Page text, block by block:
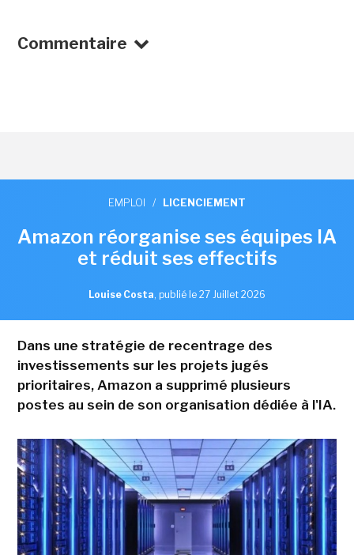
Commentaire
EMPLOI / LICENCIEMENT
Amazon réorganise ses équipes IA
et réduit ses effectifs
Louise Costa, publié le 27 Juillet 2026
Dans une stratégie de recentrage des
investissements sur les projets jugés
prioritaires, Amazon a supprimé plusieurs
postes au sein de son organisation dédiée à l'IA.